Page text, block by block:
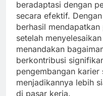
beradaptasi dengan
secara efektif.
berhasil
setelah
menandakan
berkontribusi
pengembangan karier
menjadikannya lebih
di pasar kerja.